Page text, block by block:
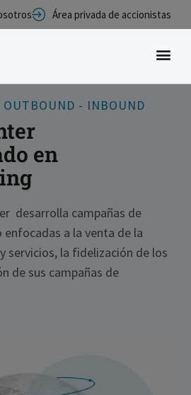
Área privada de accionistas
OUTBOUND - INBOUND
en
desarrolla campañas de
a la venta de la
servicios, la fidelización de los
de sus campañas de